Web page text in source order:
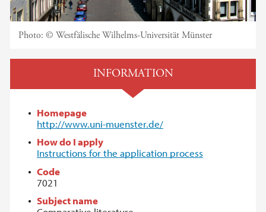
Photo: © Westfälische Wilhelms-Universität Münster
INFORMATION
Homepage
http://www.uni-muenster.de/
How do I apply
Instructions for the application process
Code
7021
Subject name